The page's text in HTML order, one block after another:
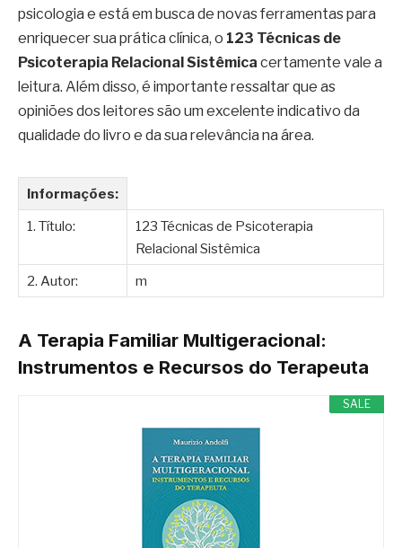
psicologia e está em busca de novas ferramentas para
enriquecer sua prática clínica, o 123 Técnicas de
Psicoterapia Relacional Sistêmica certamente vale a
leitura. Além disso, é importante ressaltar que as
opiniões dos leitores são um excelente indicativo da
qualidade do livro e da sua relevância na área.
Informações:
1. Título:
123 Técnicas de Psicoterapia
Relacional Sistêmica
2. Autor:
m
A Terapia Familiar Multigeracional:
Instrumentos e Recursos do Terapeuta
SALE